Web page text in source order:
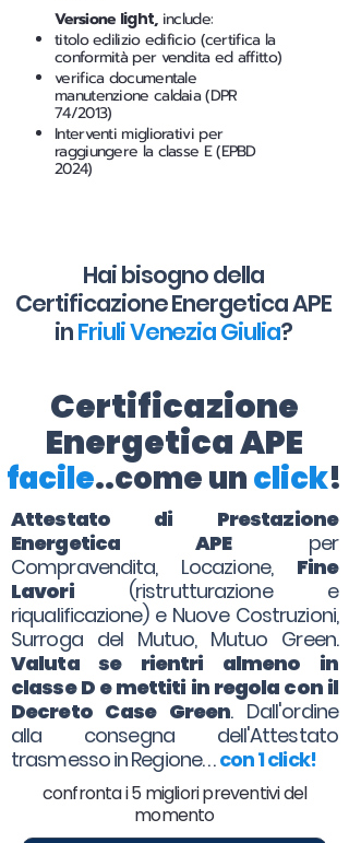
Versione light,include:
titolo edilizio edificio (certifica la
conformità per vendita ed affitto)
verifica documentale
manutenzione caldaia (DPR
74/2013)
Interventi migliorativi per
raggiungere la classe E (EPBD
2024)
Hai bisogno della
Certificazione Energetica APE
inFriuli Venezia Giulia?
Certificazione
Energetica APE
facile..come unclick!
Attestato di Prestazione
Energetica APEper
Compravendita, Locazione, Fine
Lavori(ristrutturazione e
riqualificazione) e Nuove Costruzioni,
Surroga del Mutuo, Mutuo Green.
Valuta se rientri almeno in
classe D e mettiti in regola con il
Decreto Case Green. Dall'ordine
alla consegna dell'Attestato
trasmesso in Regione. . .con 1 click!
confronta i 5 migliori preventivi del
momento